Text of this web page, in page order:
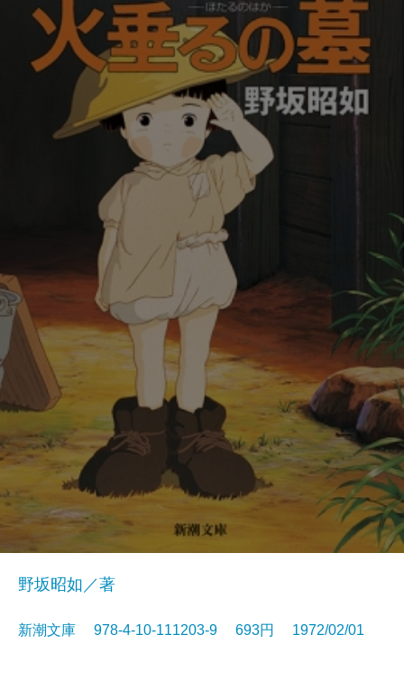
野坂昭如／著
新潮文庫 978-4-10-111203-9 693円 1972/02/01